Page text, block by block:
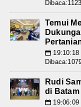
Temui
📅 19:10:18
Rudi
di Batam
📅 19:06:09